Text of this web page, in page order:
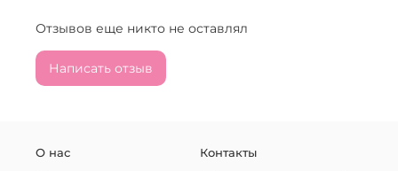
Отзывов еще никто не оставлял
Написать отзыв
О нас Контакты